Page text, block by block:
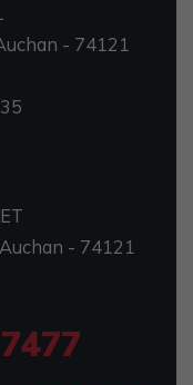
- 74121
- 74121